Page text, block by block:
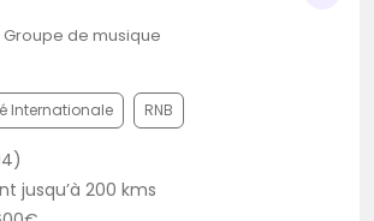
de musique
Internationale RNB
jusqu’à 200 kms